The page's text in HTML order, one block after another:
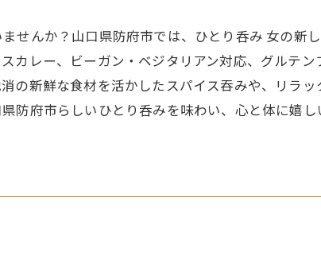
せんか？山口県防府市では、ひとり呑み 女の新
カレー、ビーガン・ベジタリアン対応、グルテ
の新鮮な食材を活かしたスパイス吞みや、リラ
防府市らしいひとり呑みを味わい、心と体に嬉